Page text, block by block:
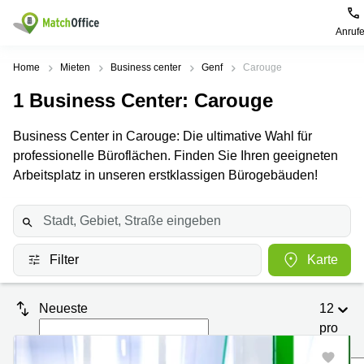
Mieten / Vermieten
Produktseiten
Büro
Business
Center
Virtuelle
Büros
Besprechungsräume
Beliebte
Coworking
Zürich
Zug
Coworking
Basel
Coworking
Lugano
Beliebte
Leutschenbachstrasse
95 Zürich
1 Zürich
Bahnhofstrasse
10 Zürich
Bahnhofstrasse
41 Zürich
Hilfe
Über uns
Preis
Anmelden
Sprache wählen
French
Home Mieten Business center Genf Carouge
1 Business Center: Carouge
Business Center in Carouge: Die ultimative Wahl für
professionelle Büroflächen. Finden Sie Ihren geeigneten
Arbeitsplatz in unseren erstklassigen Bürogebäuden!
Filter Karte
Neueste
12
pro